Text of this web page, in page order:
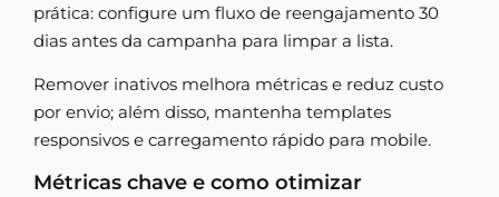
prática: configure um fluxo de reengajamento 30
dias antes da campanha para limpar a lista.
Remover inativos melhora métricas e reduz custo
por envio; além disso, mantenha templates
responsivos e carregamento rápido para mobile.
Métricas chave e como otimizar